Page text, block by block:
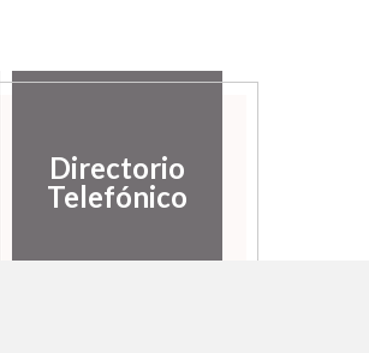
Directorio
Telefónico